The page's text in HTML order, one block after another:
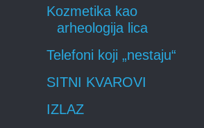
Kozmetika kao
arheologija lica
Telefoni koji „nestaju“
SITNI KVAROVI
IZLAZ